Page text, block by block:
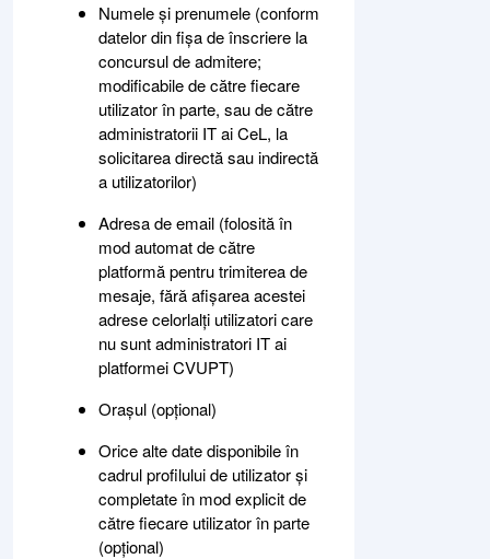
Numele și prenumele (conform
datelor din fișa de înscriere la
concursul de admitere;
modificabile de către fiecare
utilizator în parte, sau de către
administratorii IT ai CeL, la
solicitarea directă sau indirectă
a utilizatorilor)
Adresa de email (folosită în
mod automat de către
platformă pentru trimiterea de
mesaje, fără afișarea acestei
adrese celorlalți utilizatori care
nu sunt administratori IT ai
platformei CVUPT)
Orașul (opțional)
Orice alte date disponibile în
cadrul profilului de utilizator și
completate în mod explicit de
către fiecare utilizator în parte
(opțional)